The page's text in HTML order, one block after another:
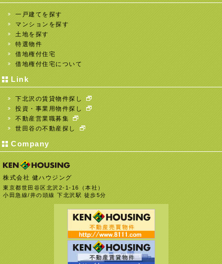
一戸建てを探す
マンションを探す
土地を探す
特選物件
借地権付住宅
借地権付住宅について
Link
下北沢の賃貸物件探し
投資・事業用物件探し
不動産営業職募集
世田谷の不動産探し
Company
株式会社 健ハウジング
東京都世田谷区北沢2-1-16（本社）
小田急線/井の頭線 下北沢駅 徒歩5分